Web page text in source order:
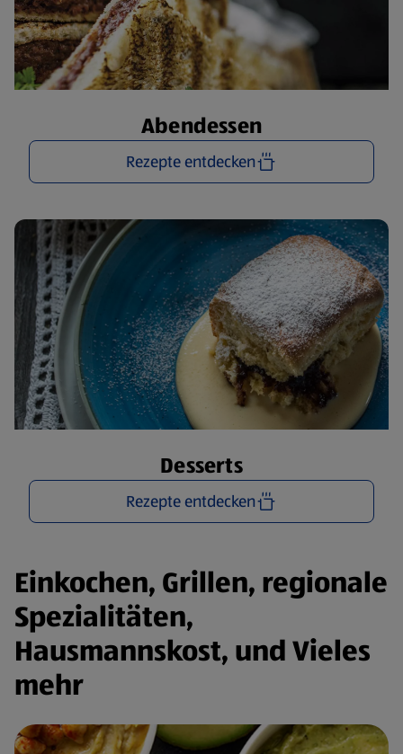
Abendessen
Rezepte entdecken
Desserts
Rezepte entdecken
Einkochen, Grillen, regionale
Spezialitäten,
Hausmannskost, und Vieles
mehr